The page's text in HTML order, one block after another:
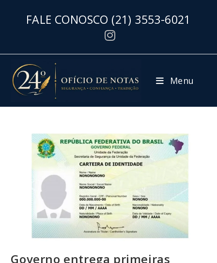
FALE CONOSCO (21) 3553-6021
Menu
Governo entrega primeiras